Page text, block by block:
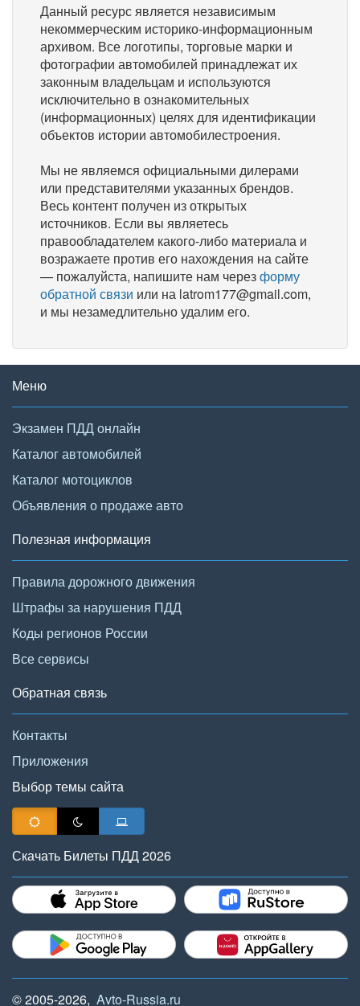
Данный ресурс является независимым
некоммерческим историко-информационным
архивом. Все логотипы, торговые марки и
фотографии автомобилей принадлежат их
законным владельцам и используются
исключительно в ознакомительных
(информационных) целях для идентификации
объектов истории автомобилестроения.
Мы не являемся официальными дилерами
или представителями указанных брендов.
Весь контент получен из открытых
источников. Если вы являетесь
правообладателем какого-либо материала и
возражаете против его нахождения на сайте
— пожалуйста, напишите нам черезформу
обратной связи или на latrom177@gmail.com,
и мы незамедлительно удалим его.
Меню
Экзамен ПДД онлайн
Каталог автомобилей
Каталог мотоциклов
Объявления о продаже авто
Полезная информация
Правила дорожного движения
Штрафы за нарушения ПДД
Коды регионов России
Все сервисы
Обратная связь
Контакты
Приложения
Выбор темы сайта
Скачать Билеты ПДД 2026
© 2005-2026, Avto-Russia.ru